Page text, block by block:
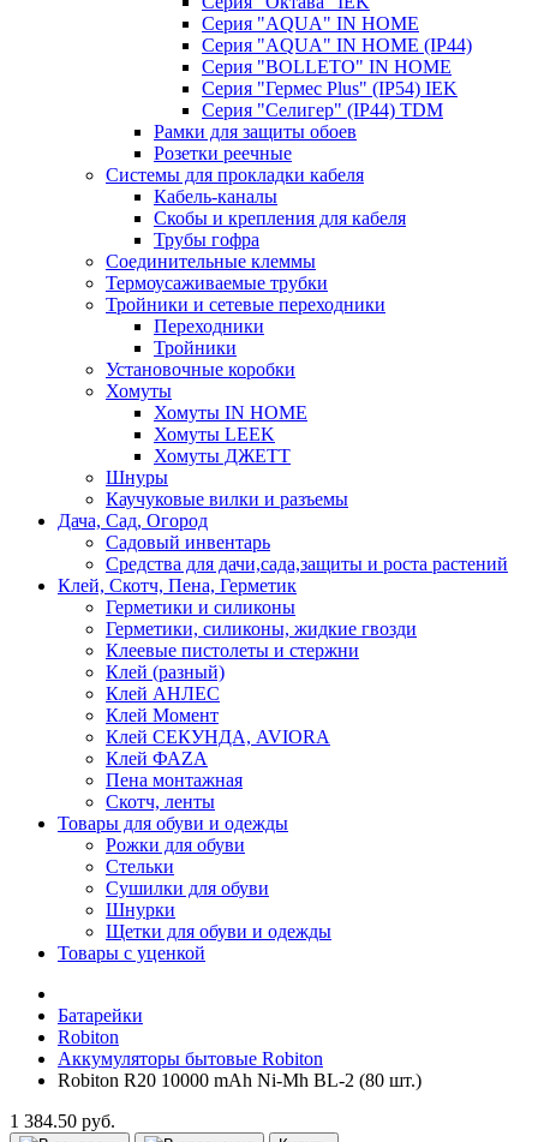
Серия "AQUA" IN HOME
Серия "AQUA" IN HOME (IP44)
Серия "BОLLETO" IN HOME
Серия "Гермес Plus" (IP54) IEK
Серия "Селигер" (IP44) TDM
Рамки для защиты обоев
Розетки реечные
Системы для прокладки кабеля
Кабель-каналы
Скобы и крепления для кабеля
Трубы гофра
Соединительные клеммы
Термоусаживаемые трубки
Тройники и сетевые переходники
Переходники
Тройники
Установочные коробки
Хомуты
Хомуты IN HOME
Хомуты LEEK
Хомуты ДЖЕТТ
Шнуры
Каучуковые вилки и разъемы
Дача, Сад, Огород
Садовый инвентарь
Средства для дачи,сада,защиты и роста растений
Клей, Скотч, Пена, Герметик
Герметики и силиконы
Герметики, силиконы, жидкие гвозди
Клеевые пистолеты и стержни
Клей (разный)
Клей АНЛЕС
Клей Момент
Клей СЕКУНДА, AVIORA
Клей ФАZА
Пена монтажная
Скотч, ленты
Товары для обуви и одежды
Рожки для обуви
Стельки
Сушилки для обуви
Шнурки
Щетки для обуви и одежды
Товары с уценкой
Батарейки
Robiton
Аккумуляторы бытовые Robiton
Robiton R20 10000 mAh Ni-Mh BL-2 (80 шт.)
1 384.50 руб.